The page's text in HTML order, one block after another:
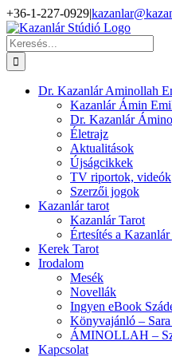
Kihagyás
+36-1-227-0929|
Facebook
YouTube
Keresés...
Dr. Kazanlár Aminollah
Kazanlár Ámin
Dr. Kazanlár
Életrajz
Aktualitások
Újságcikkek
TV riportok, videók
Szerzői jogok
Kazanlár tarot
Kazanlár Tarot
Értesítés a
Kerek Tarot
Irodalom
Mesék
Novellák
Ingyen eBook
Könyvajánló –
ÁMINOLLAH –
Kapcsolat